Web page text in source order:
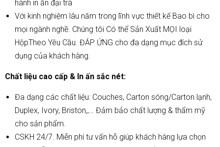
hành in ấn đại trà
Với kinh nghiệm lâu năm trong lĩnh vực thiết kế Bao bì cho
mọi ngành nghề. Chúng tôi Có thể Sản Xuất MỌI loại
HộpTheo Yêu Cầu. ĐÁP ỨNG cho đa dạng mục đích sử
dụng của khách hàng.
Chất liệu cao cấp & In ấn sắc nét:
Đa dạng các chất liệu: Couches, Carton sóng/Carton lạnh,
Duplex, Ivory, Briston,,… Đảm bảo chất lượng & thẩm mỹ
cho sản phẩm.
CSKH 24/7. Miễn phí tư vấn hỗ giúp khách hàng lựa chọn